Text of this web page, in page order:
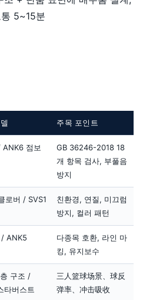
5~15분
주목 포인트
점보
GB 36246-2018 18
개 항목 검사, 부풀음
방지
로버 / SVS1
친환경, 연질, 미끄럼
방지, 컬러 패턴
ANK5
다종목 호환, 라인 마
킹, 유지보수
구조 /
타버스트
三人篮球场景、球反
弹率、冲击吸收